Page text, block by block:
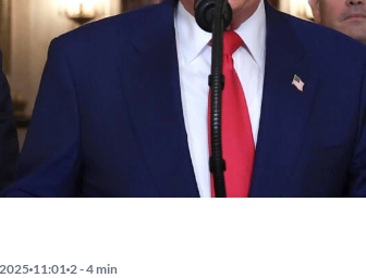
11:01 2 - 4 min